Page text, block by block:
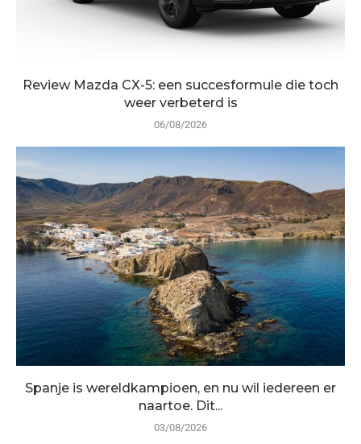
Review Mazda CX-5: een succesformule die toch
weer verbeterd is
06/08/2026
Spanje is wereldkampioen, en nu wil iedereen er
naartoe. Dit...
03/08/2026